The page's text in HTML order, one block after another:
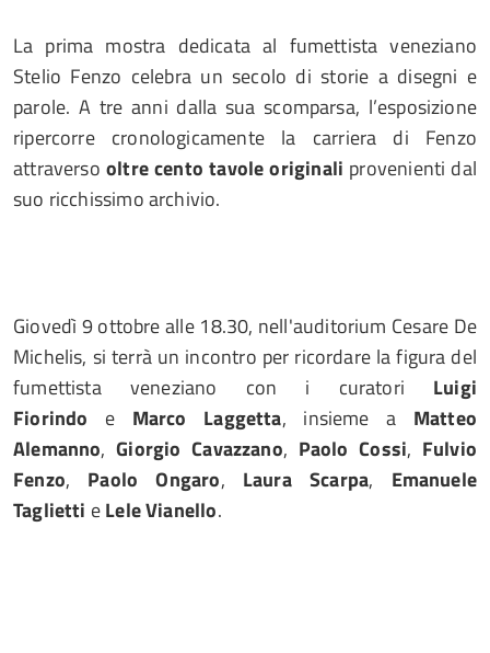
La prima mostra dedicata al fumettista veneziano
Stelio Fenzo celebra un secolo di storie a disegni e
parole. A tre anni dalla sua scomparsa, l’esposizione
ripercorre cronologicamente la carriera di Fenzo
attraverso oltre cento tavole originali provenienti dal
suo ricchissimo archivio.
Giovedì 9 ottobre alle 18.30, nell'auditorium Cesare De
Michelis, si terrà un incontro per ricordare la figura del
fumettista veneziano con i curatori Luigi
Fiorindo e Marco Laggetta, insieme a Matteo
Alemanno,Giorgio Cavazzano, Paolo Cossi, Fulvio
Fenzo, Paolo Ongaro, Laura Scarpa, Emanuele
Taglietti eLele Vianello.